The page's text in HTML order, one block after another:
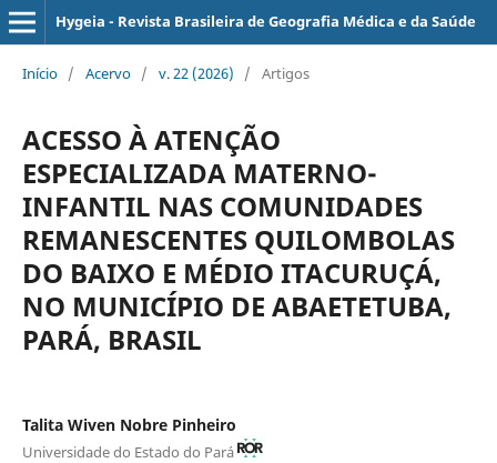
Hygeia - Revista Brasileira de Geografia Médica e da Saúde
Início / Acervo / v. 22 (2026) / Artigos
ACESSO À ATENÇÃO
ESPECIALIZADA MATERNO-
INFANTIL NAS COMUNIDADES
REMANESCENTES QUILOMBOLAS
DO BAIXO E MÉDIO ITACURUÇÁ,
NO MUNICÍPIO DE ABAETETUBA,
PARÁ, BRASIL
Talita Wiven Nobre Pinheiro
Universidade do Estado do Pará